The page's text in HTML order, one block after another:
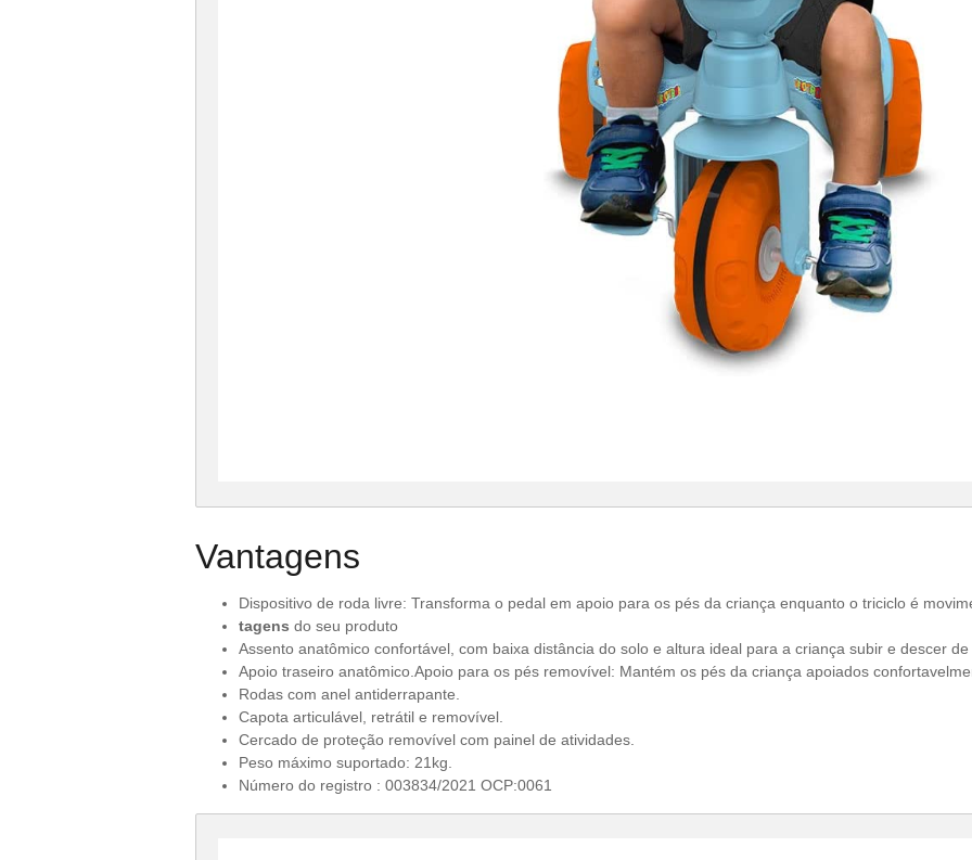
Vantagens
Dispositivo de roda livre: Transforma o pedal em apoio para os pés da criança enquanto o triciclo é
tagens do seu produto
Assento anatômico confortável, com baixa distância do solo e altura ideal para a criança subir e descer de
Apoio traseiro anatômico.Apoio para os pés removível: Mantém os pés da criança apoiados
Rodas com anel antiderrapante.
Capota articulável, retrátil e removível.
Cercado de proteção removível com painel de atividades.
Peso máximo suportado: 21kg.
Número do registro : 003834/2021 OCP:0061